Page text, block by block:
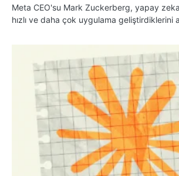
Meta CEO'su Mark Zuckerberg, yapay
hızlı ve daha çok uygulama geliştirdiklerini